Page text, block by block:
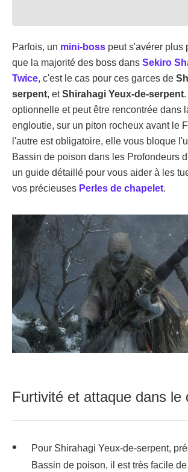
Parfois, un mini-boss peut s'avérer plus
que la majorité des boss dans Sekiro
Twice, c'est le cas pour ces garces de
serpent, etShirahagi Yeux-de-serpent
optionnelle et peut être rencontrée dans
engloutie, sur un piton rocheux avant le
l'autre est obligatoire, elle vous bloque
Bassin de poison dans les Profondeurs
un guide détaillé pour vous aider à les
vos précieuses Perles de chapelet.
Furtivité et attaque dans le
Pour Shirahagi Yeux-de-serpent,
Bassin de poison, il est très facile